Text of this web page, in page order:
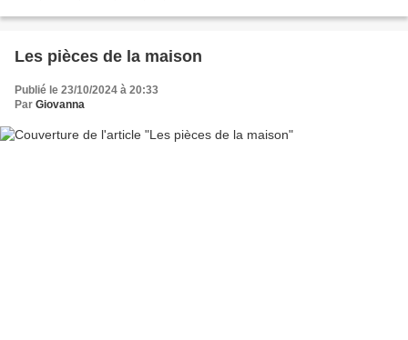
Les pièces de la maison
Publié le 23/10/2024 à 20:33
Par Giovanna